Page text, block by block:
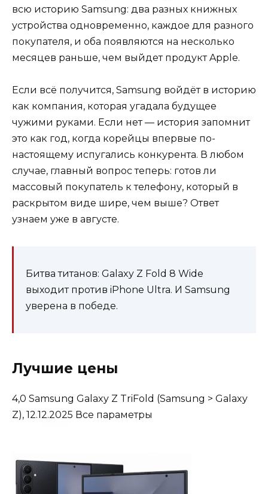
всю историю Samsung: два разных книжных
устройства одновременно, каждое для разного
покупателя, и оба появляются на несколько
месяцев раньше, чем выйдет продукт Apple.
Если всё получится, Samsung войдёт в историю
как компания, которая угадала будущее
чужими руками. Если нет — история запомнит
это как год, когда корейцы впервые по-
настоящему испугались конкурента. В любом
случае, главный вопрос теперь: готов ли
массовый покупатель к телефону, который в
раскрытом виде шире, чем выше? Ответ
узнаем уже в августе.
Битва титанов: Galaxy Z Fold 8 Wide
выходит против iPhone Ultra. И Samsung
уверена в победе.
Лучшие цены
4,0 Samsung Galaxy Z TriFold (Samsung > Galaxy
Z), 12.12.2025 Все параметры